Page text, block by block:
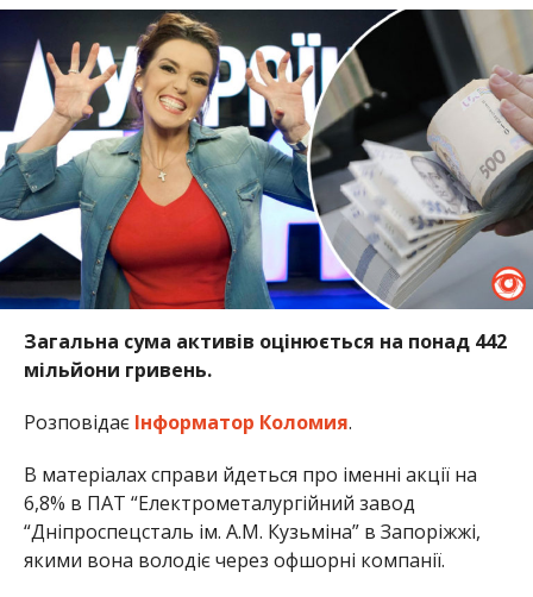
Загальна сума активів оцінюється на понад 442
мільйони гривень.
Розповідає Інформатор Коломия.
В матеріалах справи йдеться про іменні акції на
6,8% в ПАТ “Електрометалургійний завод
“Дніпроспецсталь ім. А.М. Кузьміна” в Запоріжжі,
якими вона володіє через офшорні компанії.